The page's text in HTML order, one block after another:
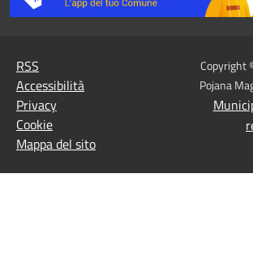
RSS
Accessibilità
Privacy
Cookie
Mappa del sito
Copyright
Pojana